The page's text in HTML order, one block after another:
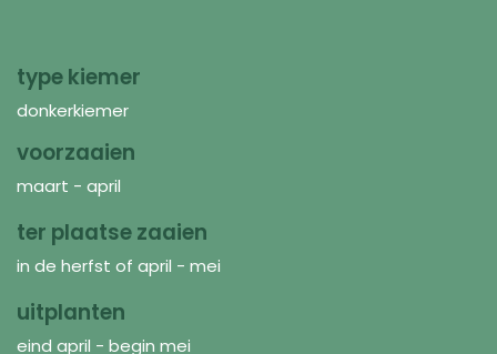
type kiemer
donkerkiemer
voorzaaien
maart - april
ter plaatse zaaien
in de herfst of april - mei
uitplanten
eind april - begin mei